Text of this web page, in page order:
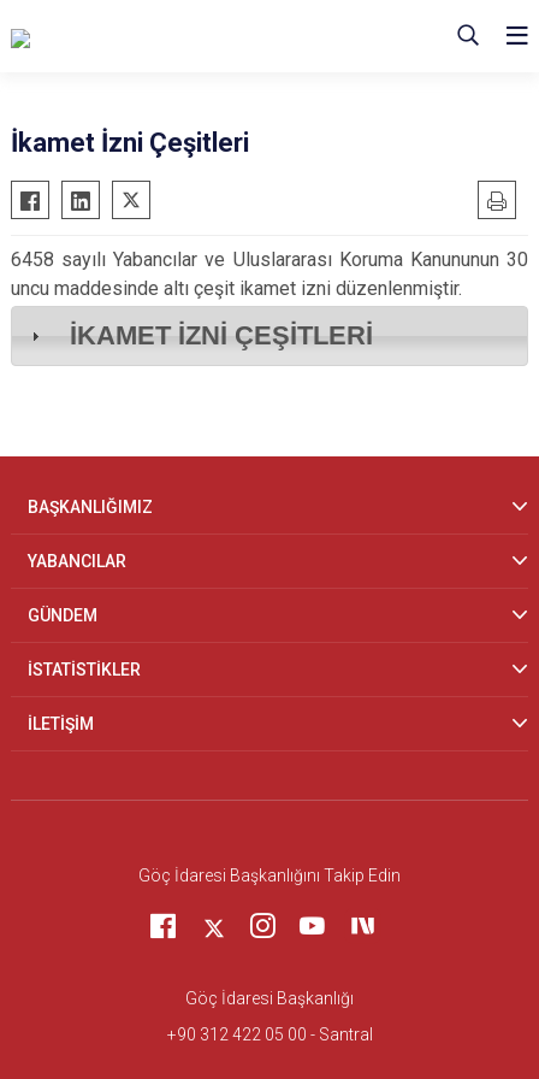
İkamet İzni Çeşitleri
6458 sayılı Yabancılar ve Uluslararası Koruma Kanununun 30
uncu maddesinde altı çeşit ikamet izni düzenlenmiştir.
İKAMET İZNİ ÇEŞİTLERİ
BAŞKANLIĞIMIZ
YABANCILAR
GÜNDEM
İSTATİSTİKLER
İLETİŞİM
Göç İdaresi Başkanlığını Takip Edin
Göç İdaresi Başkanlığı
+90 312 422 05 00 - Santral